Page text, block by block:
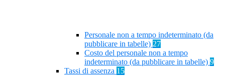
Personale non a tempo indeterminato (da
pubblicare in tabelle) 27
Costo del personale non a tempo
indeterminato (da pubblicare in tabelle) 9
Tassi di assenza 15